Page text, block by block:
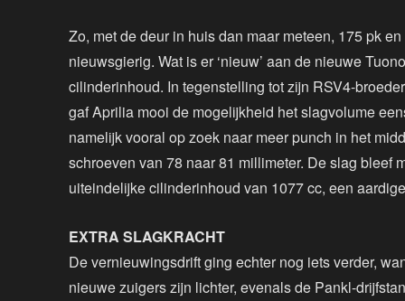
Zo, met de deur in huis dan maar meteen, 175 pk
nieuwsgierig. Wat is er ‘nieuw’ aan de nieuwe
cilinderinhoud. In tegenstelling tot zijn RSV4-
gaf Aprilia mooi de mogelijkheid het slagvolume
namelijk vooral op zoek naar meer punch in het
schroeven van 78 naar 81 millimeter. De slag bleef
uiteindelijke cilinderinhoud van 1077 cc, een
EXTRA SLAGKRACHT
De vernieuwingsdrift ging echter nog iets verder,
nieuwe zuigers zijn lichter, evenals de Pankl-